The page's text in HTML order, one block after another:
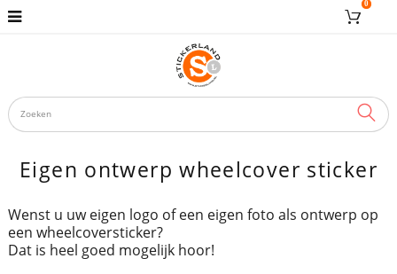
0
Eigen ontwerp wheelcover sticker
Wenst u uw eigen logo of een eigen foto als ontwerp op
een wheelcoversticker?
Dat is heel goed mogelijk hoor!